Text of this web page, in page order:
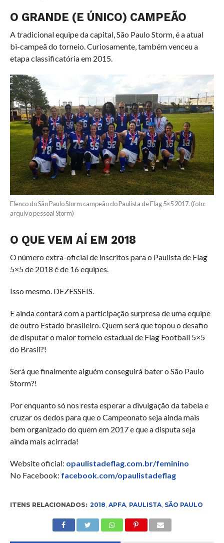
O GRANDE (E ÚNICO) CAMPEÃO
A tradicional equipe da capital, São Paulo Storm, é a atual
bi-campeã do torneio. Curiosamente, também venceu a
etapa classificatória em 2015.
Elenco do São Paulo Storm campeão do Paulista de Flag 5×5 2017. (foto:
arquivo pessoal Storm)
O QUE VEM AÍ EM 2018
O número extra-oficial de inscritos para o Paulista de Flag
5×5 de 2018 é de 16 equipes.
Isso mesmo. DEZESSEIS.
E ainda contará com a participação surpresa de uma equipe
de outro Estado brasileiro. Quem será que topou o desafio
de disputar o maior torneio estadual de Flag Football 5×5
do Brasil?!
Será que finalmente alguém conseguirá bater o São Paulo
Storm?!
Por enquanto só nos resta esperar a divulgação da tabela e
cruzar os dedos para que o Campeonato seja ainda mais
bem organizado do quem em 2017 e que a disputa seja
ainda mais acirrada!
Website oficial: opaulistadeflag.com.br/feminino
No Facebook: facebook.com/opaulistadeflag
ITENS RELACIONADOS: 2018, APFA, PAULISTA, SÃO PAULO